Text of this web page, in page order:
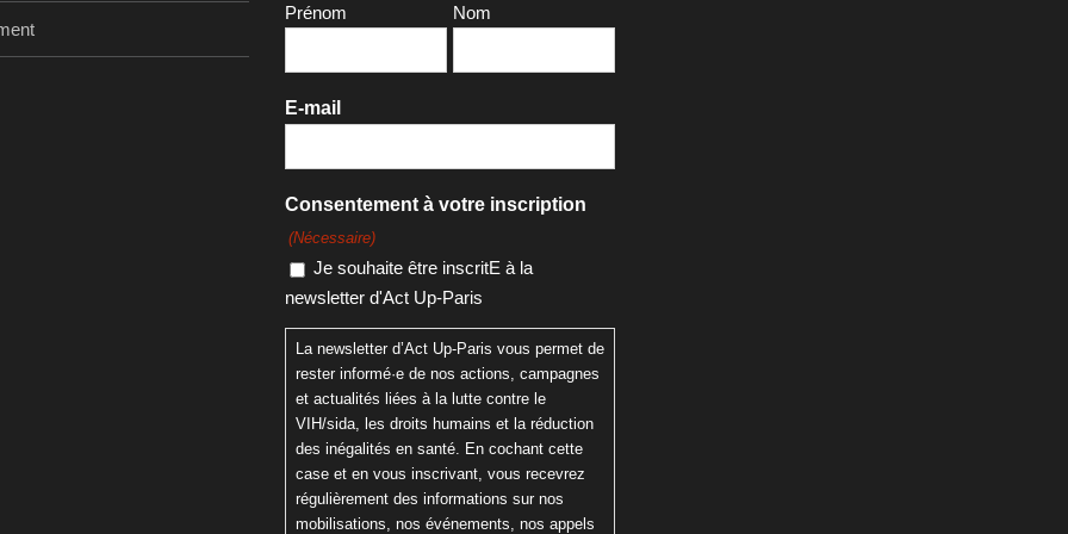
Prénom
Nom
E-mail
Consentement à votre inscription
(Nécessaire)
Je souhaite être inscritE à la
newsletter d'Act Up-Paris
La newsletter d’Act Up-Paris vous permet de
rester informé·e de nos actions, campagnes
et actualités liées à la lutte contre le
VIH/sida, les droits humains et la réduction
des inégalités en santé. En cochant cette
case et en vous inscrivant, vous recevrez
régulièrement des informations sur nos
mobilisations, nos événements, nos appels